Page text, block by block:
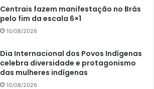
Centrais fazem manifestação no Brás
pelo fim da escala 6×1
10/08/2026
Dia Internacional dos Povos Indígenas
celebra diversidade e protagonismo
das mulheres indígenas
10/08/2026